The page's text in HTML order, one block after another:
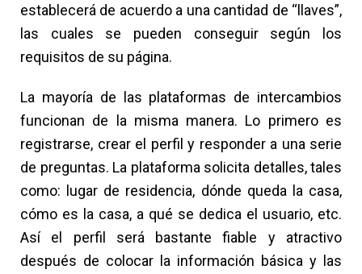
establecerá de acuerdo a una cantidad de “llaves”,
las cuales se pueden conseguir según los
requisitos de su página.
La mayoría de las plataformas de intercambios
funcionan de la misma manera. Lo primero es
registrarse, crear el perfil y responder a una serie
de preguntas. La plataforma solicita detalles, tales
como: lugar de residencia, dónde queda la casa,
cómo es la casa, a qué se dedica el usuario, etc.
Así el perfil será bastante fiable y atractivo
después de colocar la información básica y las